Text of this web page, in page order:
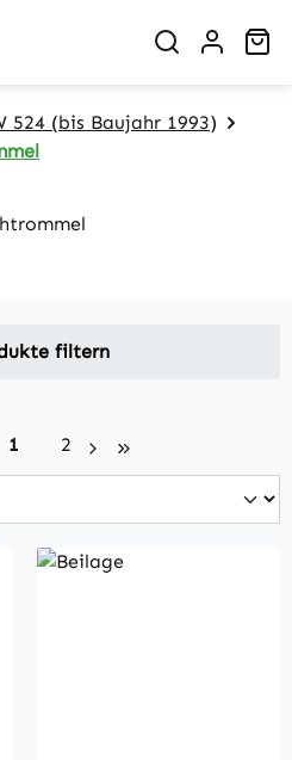
524 (bis Baujahr 1993)
filtern
Seite
1 Seite
2